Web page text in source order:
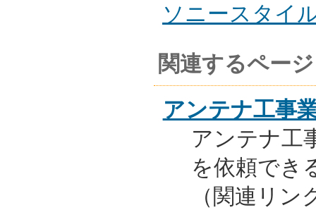
ソニースタイ
関連するページ
アンテナ工事
アンテナ工
を依頼でき
（関連リ